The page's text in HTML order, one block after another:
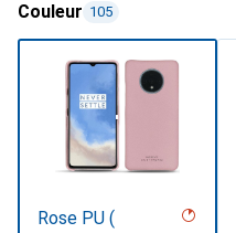
Couleur 105
Rose PU (